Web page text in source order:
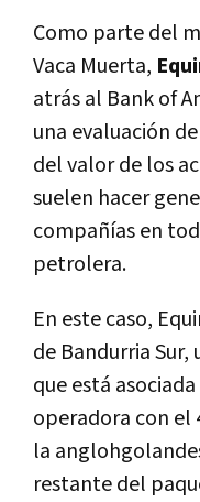
Como parte del
Vaca Muerta,
atrás al Bank of
una evaluación
del valor de los
suelen hacer
compañías en
petrolera.
En este caso,
de Bandurria
que está
operadora con el
la
restante del